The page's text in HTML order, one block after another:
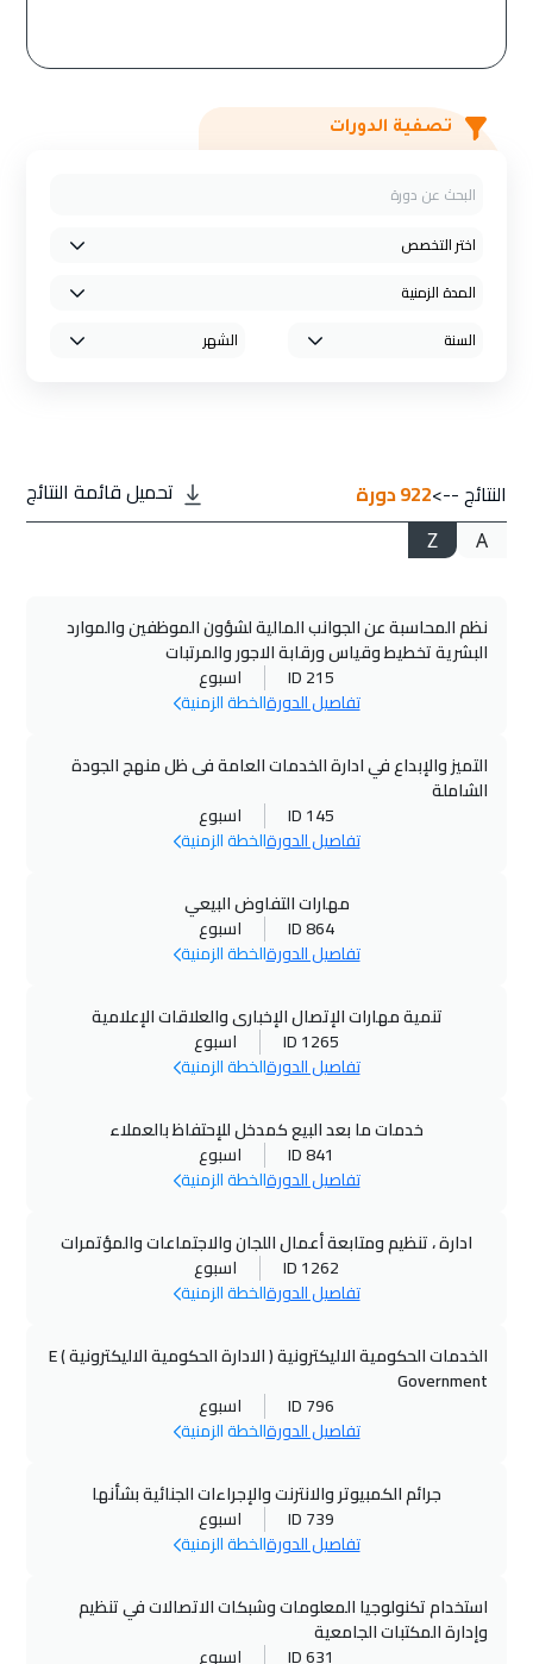
تصفية الدورات
النتائج -->922دورة تحميل قائمة النتائج
A
Z
نظم المحاسبة عن الجوانب المالية لشؤون الموظفين والموارد
البشرية تخطيط وقياس ورقابة الاجور والمرتبات
ID 215
اسبوع
تفاصيل الدورةالخطة الزمنية
التميز والإبداع في ادارة الخدمات العامة فى ظل منهج الجودة
الشاملة
ID 145
اسبوع
تفاصيل الدورةالخطة الزمنية
مهارات التفاوض البيعي
ID 864
اسبوع
تفاصيل الدورةالخطة الزمنية
تنمية مهارات الإتصال الإخبارى والعلاقات الإعلامية
ID 1265
اسبوع
تفاصيل الدورةالخطة الزمنية
خدمات ما بعد البيع كمدخل للإحتفاظ بالعملاء
ID 841
اسبوع
تفاصيل الدورةالخطة الزمنية
ادارة ، تنظيم ومتابعة أعمال اللجان والاجتماعات والمؤتمرات
ID 1262
اسبوع
تفاصيل الدورةالخطة الزمنية
الخدمات الحكومية الاليكترونية ( الادارة الحكومية الاليكترونية ) E
Government
ID 796
اسبوع
تفاصيل الدورةالخطة الزمنية
جرائم الكمبيوتر والانترنت والإجراءات الجنائية بشأنها
ID 739
اسبوع
تفاصيل الدورةالخطة الزمنية
استخدام تكنولوجيا المعلومات وشبكات الاتصالات في تنظيم
وإدارة المكتبات الجامعية
ID 631
اسبوع